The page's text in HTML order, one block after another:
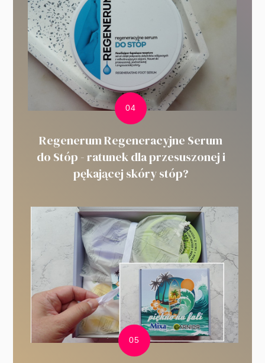
Regenerum Regeneracyjne Serum
do Stóp - ratunek dla przesuszonej i
pękającej skóry stóp?